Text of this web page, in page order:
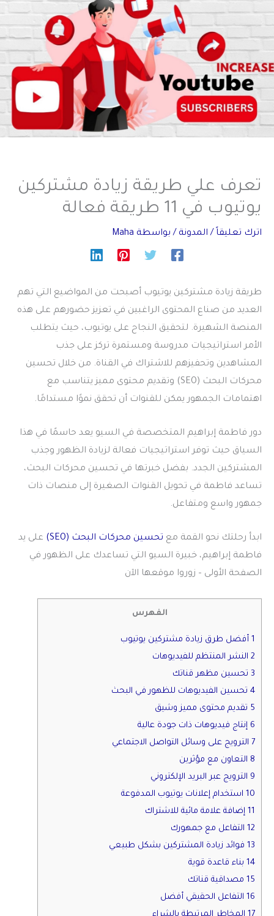
تعرف علي طريقة زيادة مشتركين
يوتيوب في 11 طريقة فعالة
اترك تعليقاً / المدونة / بواسطة Maha
طريقة زيادة مشتركين يوتيوب أصبحت من المواضيع التي تهم
العديد من صناع المحتوى الراغبين في تعزيز حضورهم على هذه
المنصة الشهيرة. لتحقيق النجاح على يوتيوب، حيث يتطلب
الأمر استراتيجيات مدروسة ومستمرة تركز على جذب
المشاهدين وتحفيزهم للاشتراك في القناة. من خلال تحسين
محركات البحث (SEO) وتقديم محتوى مميز يتناسب مع
اهتمامات الجمهور يمكن للقنوات أن تحقق نموًا مستدامًا.
دور فاطمة إبراهيم المتخصصة في السيو يعد حاسمًا في هذا
السياق حيث توفر استراتيجيات فعالة لزيادة الظهور وجذب
المشتركين الجدد. بفضل خبرتها في تحسين محركات البحث،
تساعد فاطمة في تحويل القنوات الصغيرة إلى منصات ذات
جمهور واسع ومتفاعل.
ابدأ رحلتك نحو القمة مع تحسين محركات البحث (SEO)
على يد
فاطمة إبراهيم، خبيرة السيو التي تساعدك على الظهور في
الصفحة الأولى – زوروا موقعها الآن
الفهرس
1 أفضل طرق زيادة مشتركين يوتيوب
2 النشر المنتظم للفيديوهات
3 تحسين مظهر قناتك
4 تحسين الفيديوهات للظهور في البحث
5 تقديم محتوى مميز وشيق
6 إنتاج فيديوهات ذات جودة عالية
7 الترويج على وسائل التواصل الاجتماعي
8 التعاون مع مؤثرين
9 الترويج عبر البريد الإلكتروني
10 استخدام إعلانات يوتيوب المدفوعة
11 إضافة علامة مائية للاشتراك
12 التفاعل مع جمهورك
13 فوائد زيادة المشتركين بشكل طبيعي
14 بناء قاعدة قوية
15 مصداقية قناتك
16 التفاعل الحقيقي أفضل